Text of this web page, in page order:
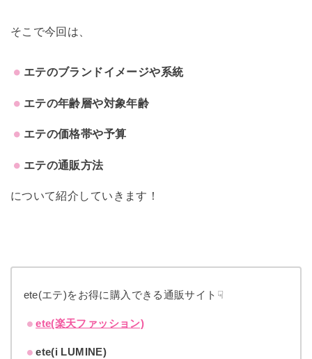
そこで今回は、
エテのブランドイメージや系統
エテの年齢層や対象年齢
エテの価格帯や予算
エテの通販方法
について紹介していきます！
ete(エテ)をお得に購入できる通販サイト☟
ete(楽天ファッション)
ete(i LUMINE)